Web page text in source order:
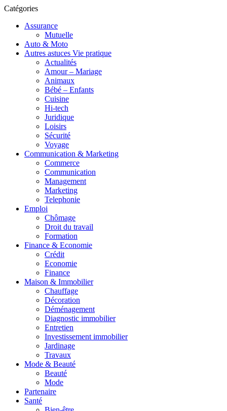
Catégories
Assurance
Mutuelle
Auto & Moto
Autres astuces Vie pratique
Actualités
Amour – Mariage
Animaux
Bébé – Enfants
Cuisine
Hi-tech
Juridique
Loisirs
Sécurité
Voyage
Communication & Marketing
Commerce
Communication
Management
Marketing
Telephonie
Emploi
Chômage
Droit du travail
Formation
Finance & Economie
Crédit
Economie
Finance
Maison & Immobilier
Chauffage
Décoration
Déménagement
Diagnostic immobilier
Entretien
Investissement immobilier
Jardinage
Travaux
Mode & Beauté
Beauté
Mode
Partenaire
Santé